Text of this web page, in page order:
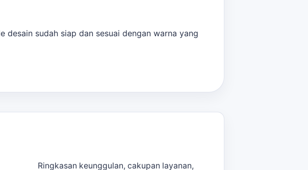
desain sudah siap dan sesuai dengan warna yang
Ringkasan keunggulan, cakupan layanan,